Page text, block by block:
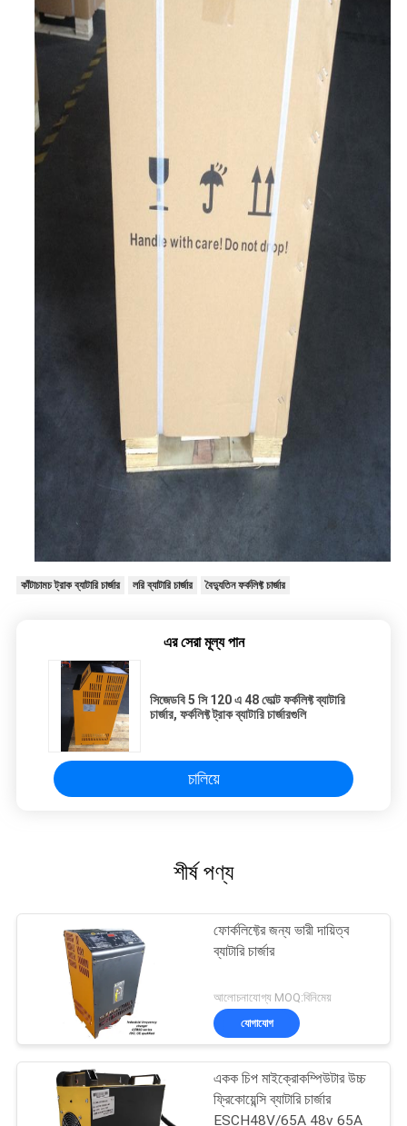
কাঁটাচামচ ট্রাক ব্যাটারি চার্জার লরি ব্যাটারি চার্জার বৈদ্যুতিন ফর্কলিফ্ট চার্জার
এর সেরা মূল্য পান
সিজেডবি 5 সি 120 এ 48 ভোল্ট ফর্কলিফ্ট ব্যাটারি
চার্জার, ফর্কলিফ্ট ট্রাক ব্যাটারি চার্জারগুলি
চালিয়ে
শীর্ষ পণ্য
ফোর্কলিফ্টের জন্য ভারী দায়িত্ব
ব্যাটারি চার্জার
আলোচনাযোগ্য MOQ:বিনিমেয়
যোগাযোগ
একক চিপ মাইক্রোকম্পিউটার উচ্চ
ফ্রিকোয়েন্সি ব্যাটারি চার্জার
ESCH48V/65A 48v 65A